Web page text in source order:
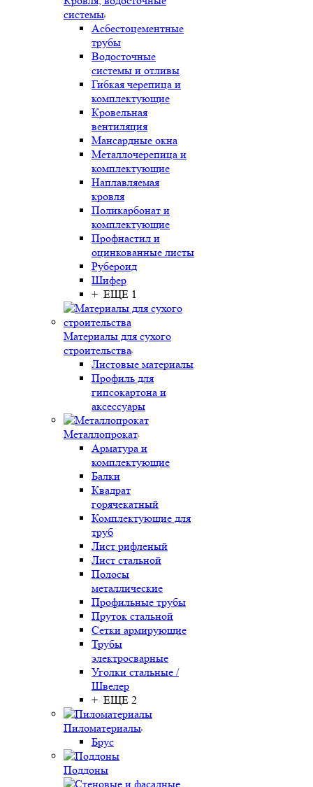
системы
Асбестоцементные
трубы
Водосточные
системы и отливы
Гибкая черепица и
комплектующие
Кровельная
вентиляция
Мансардные окна
Металлочерепица и
комплектующие
Наплавляемая
кровля
Поликарбонат и
комплектующие
Профнастил и
оцинкованные листы
Рубероид
Шифер
+ ЕЩЕ 1
Материалы для сухого
строительства
Листовые материалы
Профиль для
гипсокартона и
аксессуары
Металлопрокат
Арматура и
комплектующие
Балки
Квадрат
горячекатный
Комплектующие для
труб
Лист рифленый
Лист стальной
Полосы
металлические
Профильные трубы
Пруток стальной
Сетки армирующие
Трубы
электросварные
Уголки стальные /
Швелер
+ ЕЩЕ 2
Пиломатериалы
Брус
Поддоны